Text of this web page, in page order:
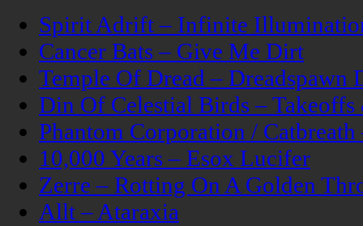
Spirit Adrift – Infinite
Cancer Bats – Give Me Dirt
Temple Of Dread – Dreadspawn
Din Of Celestial Birds –
Phantom Corporation /
10,000 Years – Esox Lucifer
Zerre – Rotting On A Golden
Allt – Ataraxia